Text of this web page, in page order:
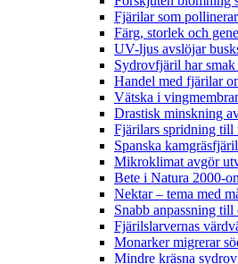
Fjärilar som
Färg, storlek och
UV-ljus avslöjar
Sydrovfjäril har
Handel med fjärilar
Vätska i
Drastisk minskning
Fjärilars spridning till
Spanska
Mikroklimat avgör
Bete i Natura 2000-
Nektar – tema med
Snabb anpassning
Fjärilslarvernas
Monarker migrerar
Mindre kräsna